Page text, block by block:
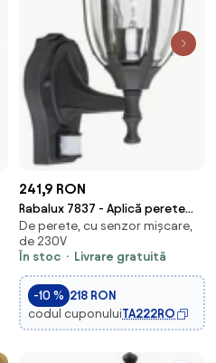
241,9 RON
Rabalux 7837 - Aplică perete
exterior cu senzor MILANO
1xE27/60W/230V IP43 negru
De perete, cu senzor mișcare,
de 230V
În stoc
Livrare gratuită
-10 % 218 RON
codul cuponuluiTA222RO